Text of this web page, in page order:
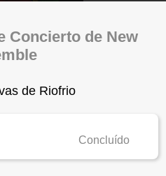
Concierto de New
de Riofrio
Concluído